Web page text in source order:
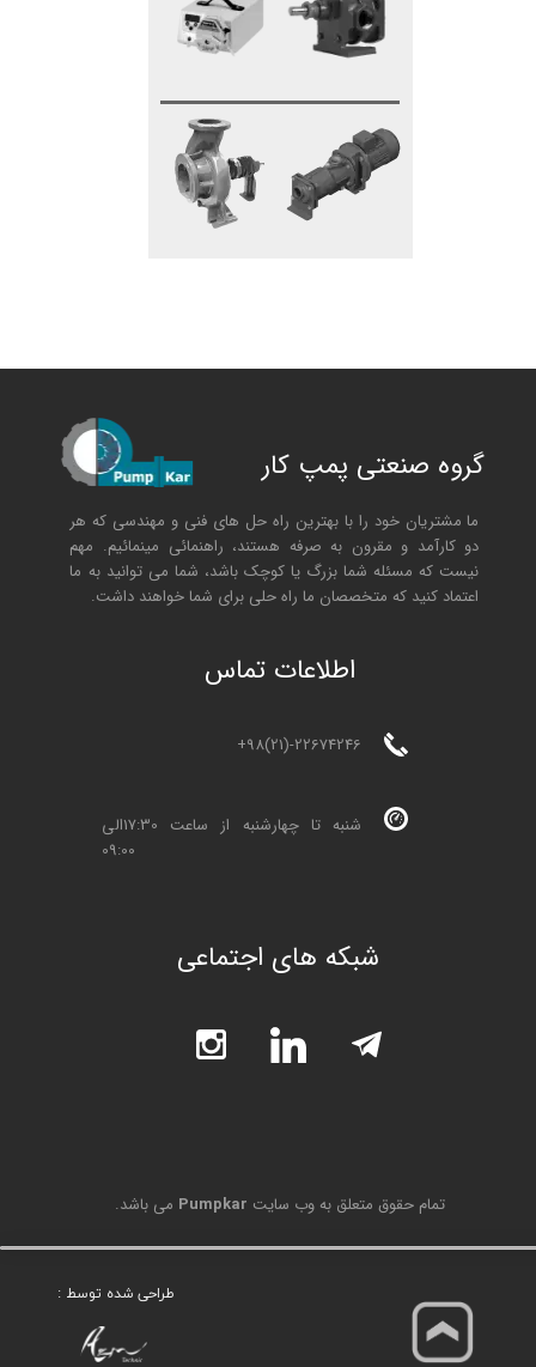
گروه صنعتی پمپ کار
ما مشتریان خود را با بهترین راه حل های فنی و مهندسی که هر
دو کارآمد و مقرون به صرفه هستند، راهنمائی مینمائیم. مهم
نیست که مسئله شما بزرگ یا کوچک باشد، شما می توانید به ما
اعتماد کنید که متخصصان ما راه حلی برای شما خواهند داشت.
اطلاعات تماس
+98(21)-22674246
شنبه تا چهارشنبه از ساعت 17:30الی
09:00
شبکه های اجتماعی
تمام حقوق متعلق به وب سایت Pumpkar می باشد.
طراحی شده توسط :